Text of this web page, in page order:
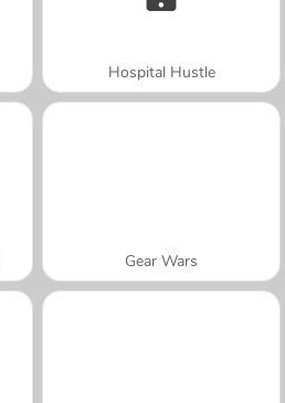
Hospital Hustle
Gear Wars